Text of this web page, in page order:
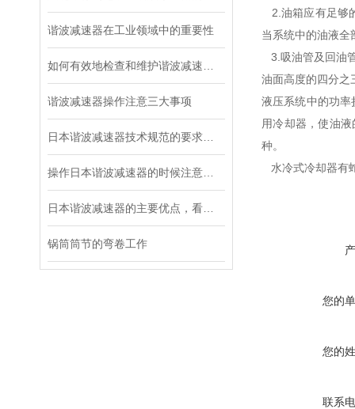
谐波减速器在工业领域中的重要性
谐波减速器操作注意三大事项
锅筒筒节的弯卷工作
2.油箱应有足够
当系统中的油液全
3.吸油管及回油
油面高度的四分之
液压系统中的功
用冷却器，使油
种。
水冷式冷却器有
您的
您的
联系